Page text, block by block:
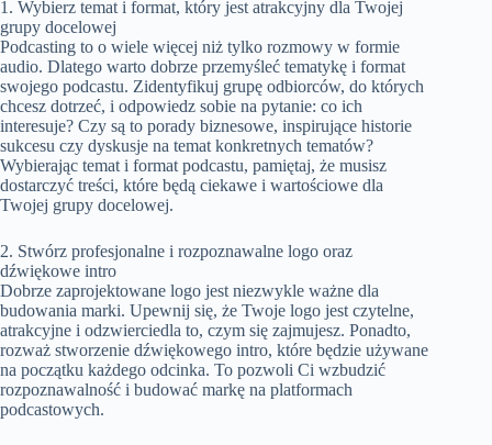
1. Wybierz temat i format, który jest atrakcyjny dla Twojej
grupy docelowej
Podcasting to o wiele więcej niż tylko rozmowy w formie
audio. Dlatego warto dobrze przemyśleć tematykę i format
swojego podcastu. Zidentyfikuj grupę odbiorców, do których
chcesz dotrzeć, i odpowiedz sobie na pytanie: co ich
interesuje? Czy są to porady biznesowe, inspirujące historie
sukcesu czy dyskusje na temat konkretnych tematów?
Wybierając temat i format podcastu, pamiętaj, że musisz
dostarczyć treści, które będą ciekawe i wartościowe dla
Twojej grupy docelowej.
2. Stwórz profesjonalne i rozpoznawalne logo oraz
dźwiękowe intro
Dobrze zaprojektowane logo jest niezwykle ważne dla
budowania marki. Upewnij się, że Twoje logo jest czytelne,
atrakcyjne i odzwierciedla to, czym się zajmujesz. Ponadto,
rozważ stworzenie dźwiękowego intro, które będzie używane
na początku każdego odcinka. To pozwoli Ci wzbudzić
rozpoznawalność i budować markę na platformach
podcastowych.